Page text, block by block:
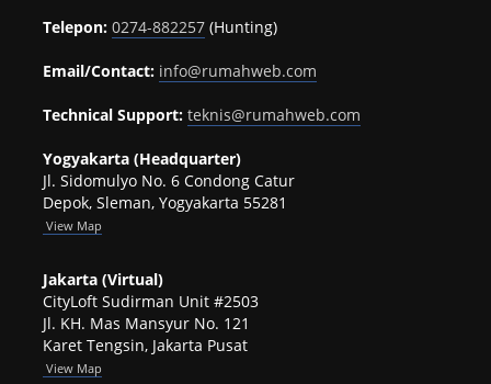
Telepon: 0274-882257 (Hunting)
Email/Contact: info@rumahweb.com
Technical Support: teknis@rumahweb.com
Yogyakarta (Headquarter)
Jl. Sidomulyo No. 6 Condong Catur
Depok, Sleman, Yogyakarta 55281
View Map
Jakarta (Virtual)
CityLoft Sudirman Unit #2503
Jl. KH. Mas Mansyur No. 121
Karet Tengsin, Jakarta Pusat
View Map